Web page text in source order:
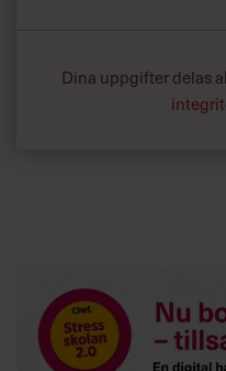
Dina uppgifter delas